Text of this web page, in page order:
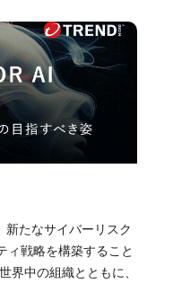
たなサイバーリスク
ィ戦略を構築すること
界中の組織とともに、